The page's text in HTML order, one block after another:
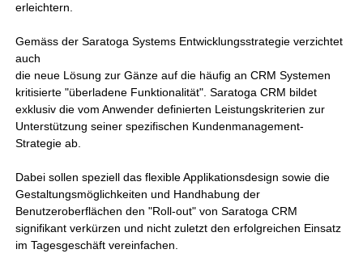
erleichtern.
Gemäss der Saratoga Systems Entwicklungsstrategie verzichtet
auch
die neue Lösung zur Gänze auf die häufig an CRM Systemen
kritisierte "überladene Funktionalität". Saratoga CRM bildet
exklusiv die vom Anwender definierten Leistungskriterien zur
Unterstützung seiner spezifischen Kundenmanagement-
Strategie ab.
Dabei sollen speziell das flexible Applikationsdesign sowie die
Gestaltungsmöglichkeiten und Handhabung der
Benutzeroberflächen den "Roll-out" von Saratoga CRM
signifikant verkürzen und nicht zuletzt den erfolgreichen Einsatz
im Tagesgeschäft vereinfachen.